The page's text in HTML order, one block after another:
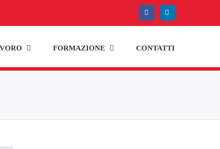
FacebookLinkedIn
FORMAZIONE CONTATTI